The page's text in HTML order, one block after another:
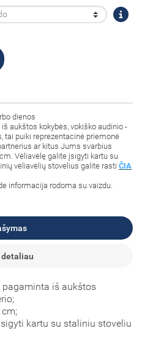
dienos
aukštos kokybės, vokiško audinio -
tai puiki reprezentacinė priemonė
ar kitus Jums svarbius
Vėliavėlę galite įsigyti kartu su
vėliavėlių stovelius galite rasti ČIA
informacija rodoma su vaizdu.
detaliau
pagaminta iš aukštos
kartu su staliniu stoveliu